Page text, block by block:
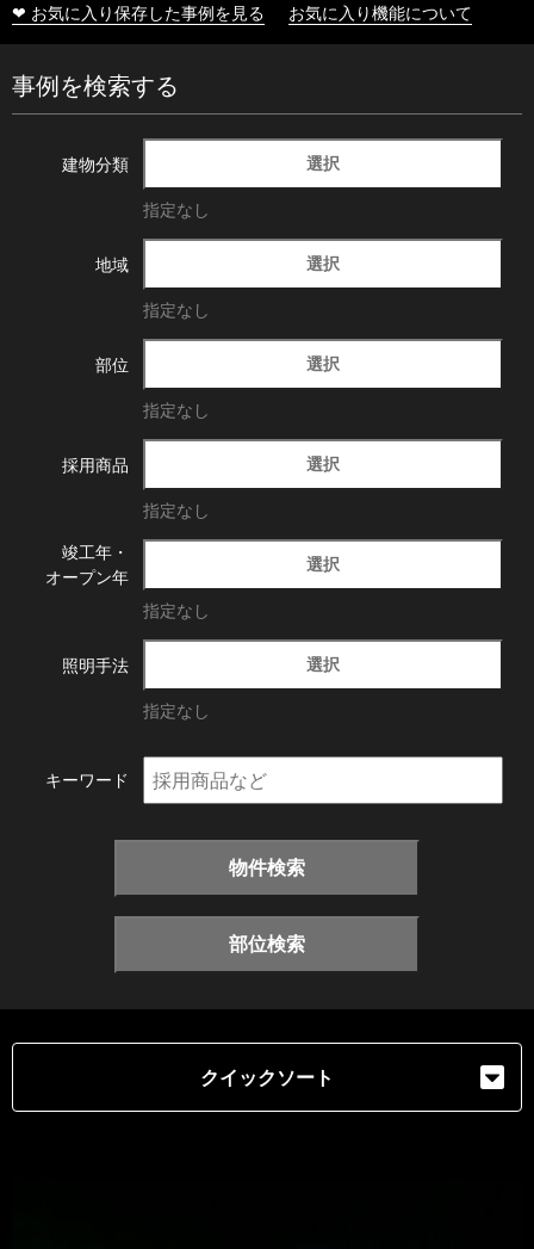
❤ お気に入り保存した事例を見る お気に入り機能について
事例を検索する
建物分類 選択
指定なし
地域 選択
指定なし
部位 選択
指定なし
採用商品 選択
指定なし
竣工年・
オープン年
選択
指定なし
照明手法 選択
指定なし
キーワード
物件検索
部位検索
クイックソート